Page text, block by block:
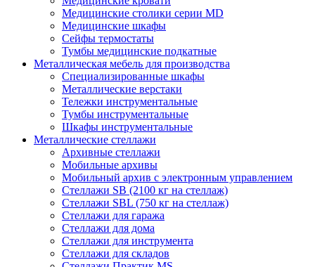
Медицинские столики серии MD
Медицинские шкафы
Сейфы термостаты
Тумбы медицинские подкатные
Металлическая мебель для производства
Cпециализированные шкафы
Металлические верстаки
Тележки инструментальные
Тумбы инструментальные
Шкафы инструментальные
Металлические стеллажи
Архивные стеллажи
Мобильные архивы
Мобильный архив с электронным управлением
Стеллажи SB (2100 кг на стеллаж)
Стеллажи SBL (750 кг на стеллаж)
Стеллажи для гаража
Стеллажи для дома
Стеллажи для инструмента
Стеллажи для складов